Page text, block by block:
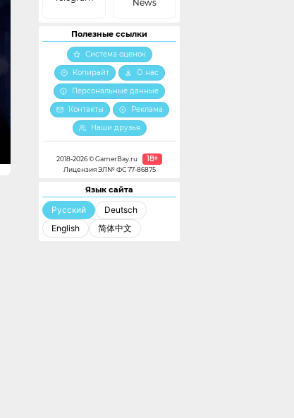
News
Полезные ссылки
Система оценок
Копирайт
О нас
Персональные данные
Контакты
Реклама
Наши друзья
2018-2026 © GamerBay.ru 18+
Лицензия ЭЛ№ ФС 77-86875
Язык сайта
Русский
Deutsch
English
简体中文